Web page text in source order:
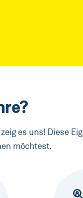
es uns! Diese
möchtest.